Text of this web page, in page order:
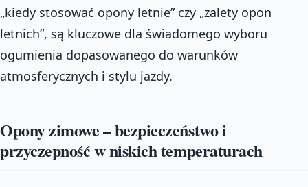
„kiedy stosować opony letnie” czy „zalety opon
letnich”, są kluczowe dla świadomego wyboru
ogumienia dopasowanego do warunków
atmosferycznych i stylu jazdy.
Opony zimowe – bezpieczeństwo i
przyczepność w niskich temperaturach